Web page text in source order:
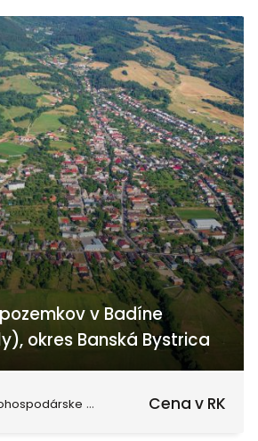
v Badíne
okres Banská Bystrica
a lesné...
Cena v RK